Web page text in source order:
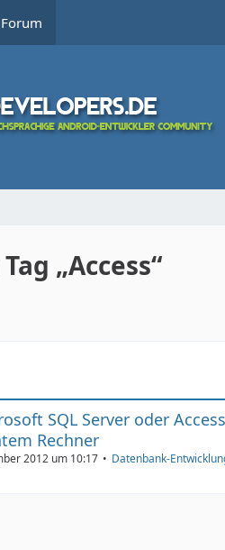
Forum
„Access“
SQL Server oder
Rechner
2012 um 10:17 Datenbank-